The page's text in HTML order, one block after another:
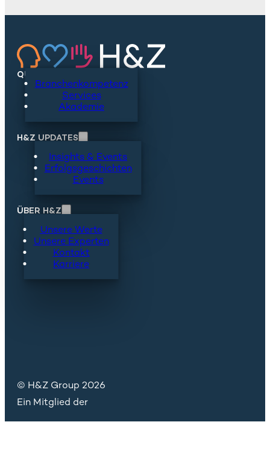
QUICKLINKS
Branchenkompetenz
Services
Akademie
H&Z UPDATES
Insights & Events
Erfolgsgeschichten
Events
ÜBER H&Z
Unsere Werte
Unsere Experten
Kontakt
Karriere
© H&Z Group 2026
Ein Mitglied der